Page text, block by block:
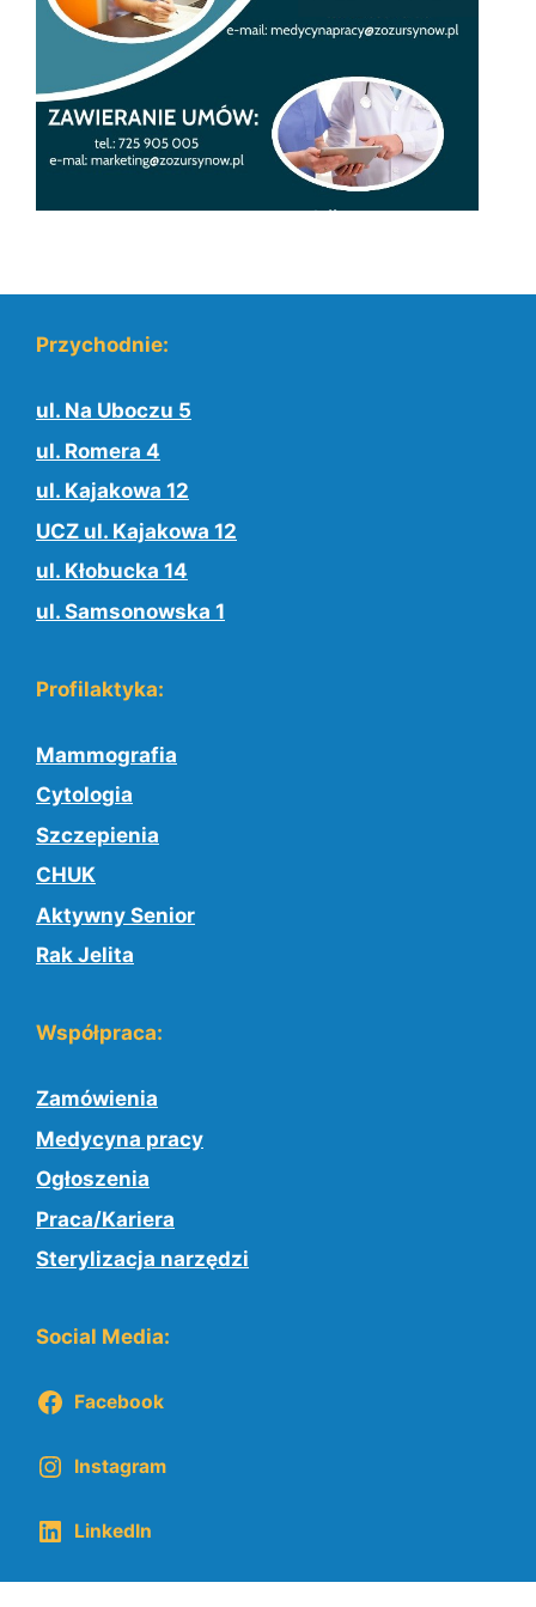
Przychodnie:
ul. Na Uboczu 5
ul. Romera 4
ul. Kajakowa 12
UCZ ul. Kajakowa 12
ul. Kłobucka 14
ul. Samsonowska 1
Profilaktyka:
Mammografia
Cytologia
Szczepienia
CHUK
Aktywny Senior
Rak Jelita
Współpraca:
Zamówienia
Medycyna pracy
Ogłoszenia
Praca/Kariera
Sterylizacja narzędzi
Social Media:
Facebook
Instagram
LinkedIn